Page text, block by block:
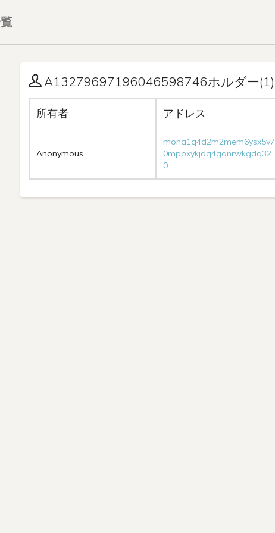
A13279697196046598746ホルダー(1)
所有者 アドレス
Anonymous
mona1q4d2m2mem6ysx5v7
0mppxykjdq4gqnrwkgdq32
0